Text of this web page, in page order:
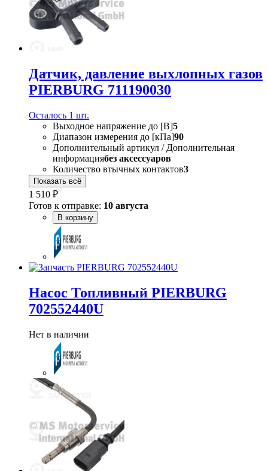
Датчик, давление выхлопных газов
PIERBURG 711190030
Осталось 1 шт.
Выходное напряжение до [В]5
Диапазон измерения до [кПа]90
Дополнительный артикул / Дополнительная
информациябез аксессуаров
Количество втычных контактов3
Показать всё
1 510 ₽
Готов к отправке: 10 августа
В корзину
Насос Топливный PIERBURG
702552440U
Нет в наличии